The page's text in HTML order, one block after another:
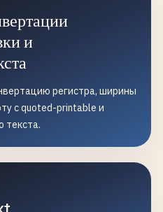
и
регистра, ширины
с quoted-printable и
текста.